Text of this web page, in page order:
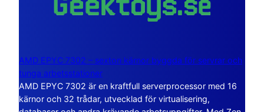
AMD EPYC 7302 – sexton kärnor byggda för servrar och
tunga arbetsstationer
AMD EPYC 7302 är en kraftfull serverprocessor med 16
kärnor och 32 trådar, utvecklad för virtualisering,